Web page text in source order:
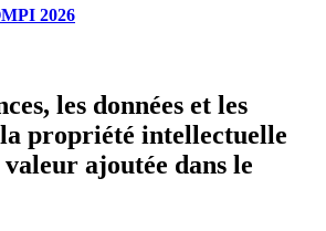
2026
les données et les
propriété intellectuelle
ajoutée dans le